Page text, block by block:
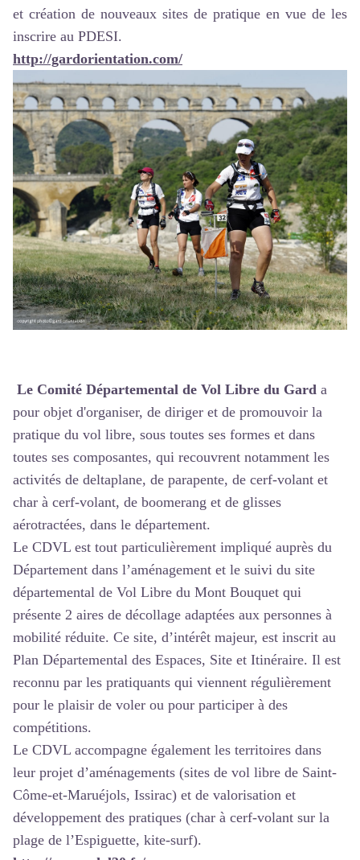
et création de nouveaux sites de pratique en vue de les
inscrire au PDESI.
http://gardorientation.com/
Le Comité Départemental de Vol Libre du Gard a
pour objet d'organiser, de diriger et de promouvoir la
pratique du vol libre, sous toutes ses formes et dans
toutes ses composantes, qui recouvrent notamment les
activités de deltaplane, de parapente, de cerf-volant et
char à cerf-volant, de boomerang et de glisses
aérotractées, dans le département.
Le CDVL est tout particulièrement impliqué auprès du
Département dans l’aménagement et le suivi du site
départemental de Vol Libre du Mont Bouquet qui
présente 2 aires de décollage adaptées aux personnes à
mobilité réduite. Ce site, d’intérêt majeur, est inscrit au
Plan Départemental des Espaces, Site et Itinéraire. Il est
reconnu par les pratiquants qui viennent régulièrement
pour le plaisir de voler ou pour participer à des
compétitions.
Le CDVL accompagne également les territoires dans
leur projet d’aménagements (sites de vol libre de Saint-
Côme-et-Maruéjols, Issirac) et de valorisation et
développement des pratiques (char à cerf-volant sur la
plage de l’Espiguette, kite-surf).